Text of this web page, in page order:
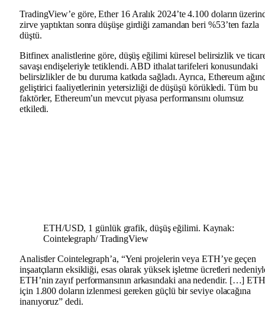
TradingView’e göre, Ether 16 Aralık 2024’te 4.100 doların
zirve yaptıktan sonra düşüşe girdiği zamandan beri %53’ten fazla
düştü.
Bitfinex analistlerine göre, düşüş eğilimi küresel belirsizlik ve
savaşı endişeleriyle tetiklendi. ABD ithalat tarifeleri konusundaki
belirsizlikler de bu duruma katkıda sağladı. Ayrıca, Ethereum
geliştirici faaliyetlerinin yetersizliği de düşüşü körükledi. Tüm bu
faktörler, Ethereum’un mevcut piyasa performansını olumsuz
etkiledi.
ETH/USD, 1 günlük grafik, düşüş eğilimi. Kaynak:
Cointelegraph/ TradingView
Analistler Cointelegraph’a, “Yeni projelerin veya ETH’ye geçen
inşaatçıların eksikliği, esas olarak yüksek işletme ücretleri
ETH’nin zayıf performansının arkasındaki ana nedendir. […]
için 1.800 doların izlenmesi gereken güçlü bir seviye olacağına
inanıyoruz” dedi.